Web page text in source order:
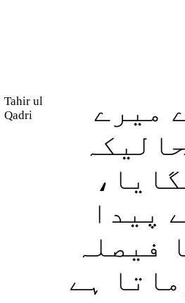
Tahir ul
Qadri
میرے
پیدا
فیصلہ
ہے